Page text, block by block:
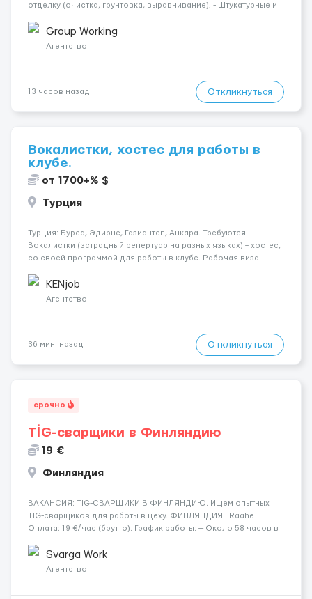
отделку (очистка, грунтовка, выравнивание); - Штукатурные и
(стены, перегородки, потолки); - Укладка плитки на стены и п...
Group Working
Агентство
13 часов назад Откликнуться
Вокалистки, хостес для работы в
клубе.
от 1700+% $
Турция
Турция: Бурса, Эдирне, Газиантеп, Анкара. Требуются:
Вокалистки (эстрадный репертуар на разных языках) + хостеc,
со своей программой для работы в клубе. Рабочая виза.
одного до трех месяцев. Мед. страховка. Высокая зарплат...
KENjob
Агентство
36 мин. назад Откликнуться
срочно
TİG-сварщики в Финляндию
19 €
Финляндия
​​ВАКАНСИЯ: TIG-СВАРЩИКИ В ФИНЛЯНДИЮ. Ищем опытных
TIG-сварщиков для работы в цеху. ФИНЛЯНДИЯ | Raahe
Оплата: 19 €/час (брутто). График работы: — Около 58 часов в
переработки. Дата начала: — Как можно скорее....
Svarga Work
Агентство